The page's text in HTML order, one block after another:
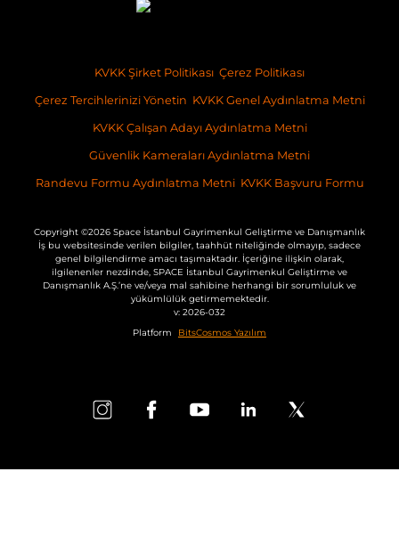
KVKK Şirket Politikası Çerez Politikası
Çerez Tercihlerinizi Yönetin KVKK Genel Aydınlatma Metni
KVKK Çalışan Adayı Aydınlatma Metni
Güvenlik Kameraları Aydınlatma Metni
Randevu Formu Aydınlatma Metni KVKK Başvuru Formu
Copyright ©2026 Space İstanbul Gayrimenkul Geliştirme ve Danışmanlık
İş bu websitesinde verilen bilgiler, taahhüt niteliğinde olmayıp, sadece
genel bilgilendirme amacı taşımaktadır. İçeriğine ilişkin olarak,
ilgilenenler nezdinde, SPACE İstanbul Gayrimenkul Geliştirme ve
Danışmanlık A.Ş.’ne ve/veya mal sahibine herhangi bir sorumluluk ve
yükümlülük getirmemektedir.
v: 2026-032
Platform
BitsCosmos Yazılım